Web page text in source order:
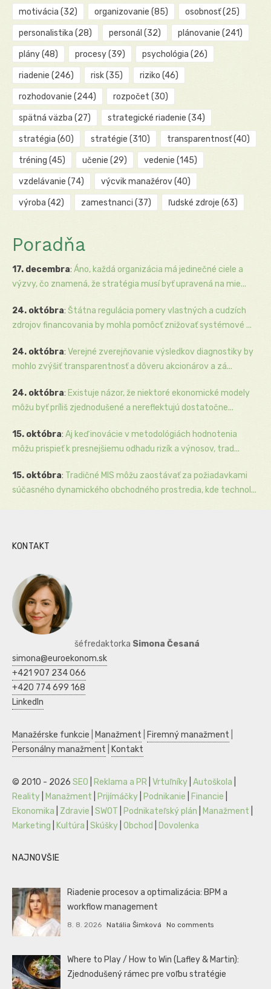
motivácia (32) organizovanie (85) osobnosť(25)
personalistika (28) personál (32) plánovanie (241)
plány(48) procesy(39) psychológia (26)
riadenie (246) risk(35) riziko (46)
rozhodovanie (244) rozpočet (30)
spätná väzba (27) strategické riadenie (34)
stratégia (60) stratégie (310) transparentnosť(40)
tréning (45) učenie (29) vedenie (145)
vzdelávanie (74) výcvik manažérov(40)
výroba (42) zamestnanci (37) ľudské zdroje (63)
Poradňa
17. decembra: Áno, každá organizácia má jedinečné ciele a
výzvy, čo znamená, že stratégia musí byť upravená na mie...
24. októbra: Štátna regulácia pomery vlastných a cudzích
zdrojov financovania by mohla pomôcť znižovať systémové ...
24. októbra: Verejné zverejňovanie výsledkov diagnostiky by
mohlo zvýšiť transparentnosť a dôveru akcionárov a zá...
24. októbra: Existuje názor, že niektoré ekonomické modely
môžu byť príliš zjednodušené a nereflektujú dostatočne...
15. októbra: Aj keď inovácie v metodológiách hodnotenia
môžu prispieť k presnejšiemu odhadu rizík a výnosov, trad...
15. októbra: Tradičné MIS môžu zaostávať za požiadavkami
súčasného dynamického obchodného prostredia, kde technol...
KONTAKT
šéfredaktorka Simona Česaná
simona@euroekonom.sk
+421 907 234 066
+420 774 699 168
LinkedIn
Manažérske funkcie Manažment Firemný manažment
Personálny manažment
Kontakt
© 2010 - 2026 SEO Reklama a PR Vrtuľníky Autoškola
Reality
Manažment Prijímáčky Podnikanie Financie
Ekonomika
Zdravie SWOT Podnikateľský plán Manažment
Marketing
Kultúra Skúšky Obchod Dovolenka
NAJNOVŠIE
Riadenie procesov a optimalizácia: BPM a
workflow management
8. 8. 2026 Natália Šimková No comments
Where to Play / How to Win (Lafley & Martin):
Zjednodušený rámec pre voľbu stratégie